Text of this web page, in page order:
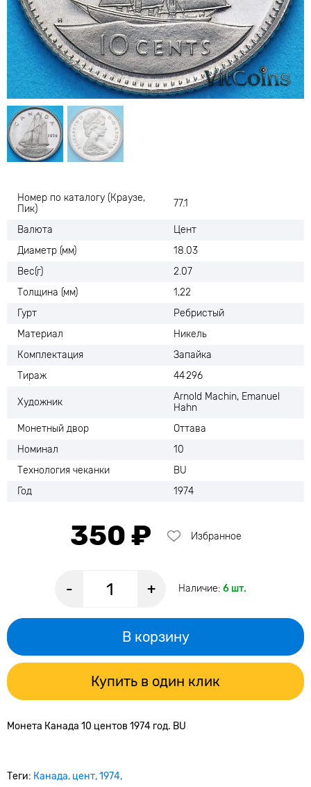
Номер по каталогу (Краузе,
Пик)
77.1
Валюта
Цент
Диаметр (мм)
18.03
Вес(г)
2.07
Толщина (мм)
1,22
Гурт
Ребристый
Материал
Никель
Комплектация
Запайка
Тираж
44 296
Художник
Arnold Machin, Emanuel
Hahn
Монетный двор
Оттава
Номинал
10
Технология чеканки
BU
Год
1974
350 ₽ Избранное
- + Наличие: 6 шт.
В корзину
Купить в один клик
Монета Канада 10 центов 1974 год. BU
Теги: Канада цент 1974